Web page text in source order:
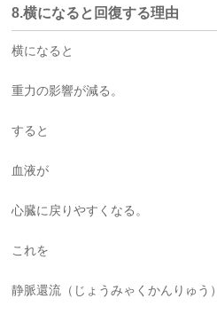
8.横になると回復する理由
横になると
重力の影響が減る。
すると
血液が
心臓に戻りやすくなる。
これを
静脈還流（じょうみゃくかんりゅう）